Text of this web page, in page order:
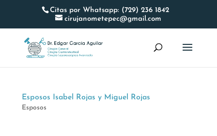
Citas por Whatsapp: (729) 236 1842
cirujanometepec@gmail.com
Esposos Isabel Rojas y Miguel Rojas
Esposos